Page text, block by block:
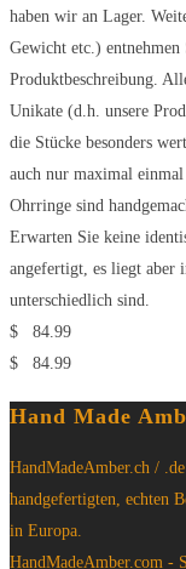
haben wir an Lager.
Gewicht etc.)
Produktbeschreibung.
Unikate (d.h. unsere
die Stücke besonders
auch nur maximal
Ohrringe sind
Erwarten Sie keine
angefertigt, es liegt aber
unterschiedlich sind.
$
84.99
$
84.99
Hand Made
HandMadeAmber.ch /
handgefertigten, echten
in Europa.
HandMadeAmber.com -